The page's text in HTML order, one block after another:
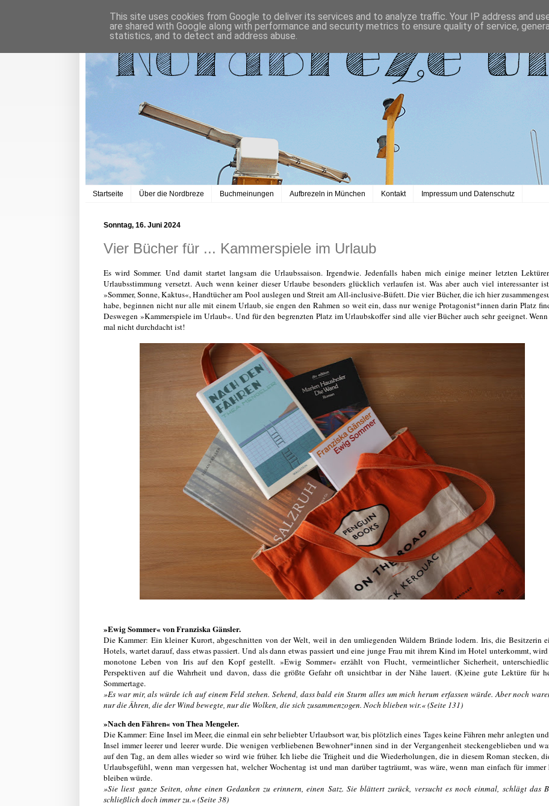
Startseite Über die Nordbreze Buchmeinungen Aufbrezeln in München Kontakt Impressum und Datenschutz
Sonntag, 16. Juni 2024
Vier Bücher für ... Kammerspiele im Urlaub
Es wird Sommer. Und damit startet langsam die Urlaubssaison. Irgendwie. Jedenfalls haben mich einige meiner letzten
Urlaubsstimmung versetzt. Auch wenn keiner dieser Urlaube besonders glücklich verlaufen ist. Was aber auch viel interessanter
»Sommer, Sonne, Kaktus«, Handtücher am Pool auslegen und Streit am All-inclusive-Büfett. Die vier Bücher, die ich hier
habe, beginnen nicht nur alle mit einem Urlaub, sie engen den Rahmen so weit ein, dass nur wenige Protagonist*innen darin Platz
Deswegen »Kammerspiele im Urlaub«. Und für den begrenzten Platz im Urlaubskoffer sind alle vier Bücher auch sehr geeignet. Wenn
mal nicht durchdacht ist!
»Ewig Sommer« von Franziska Gänsler.
Die Kammer: Ein kleiner Kurort, abgeschnitten von der Welt, weil in den umliegenden Wäldern Brände lodern. Iris, die Besitzerin
Hotels, wartet darauf, dass etwas passiert. Und als dann etwas passiert und eine junge Frau mit ihrem Kind im Hotel unterkommt, wird
monotone Leben von Iris auf den Kopf gestellt. »Ewig Sommer« erzählt von Flucht, vermeintlicher Sicherheit,
Perspektiven auf die Wahrheit und davon, dass die größte Gefahr oft unsichtbar in der Nähe lauert. (K)eine gute Lektüre für
Sommertage.
»Es war mir, als würde ich auf einem Feld stehen. Sehend, dass bald ein Sturm alles um mich herum erfassen würde. Aber noch
nur die Ähren, die der Wind bewegte, nur die Wolken, die sich zusammenzogen. Noch blieben wir.« (Seite 131)
»Nach den Fähren« von Thea Mengeler.
Die Kammer: Eine Insel im Meer, die einmal ein sehr beliebter Urlaubsort war, bis plötzlich eines Tages keine Fähren mehr anlegten
Insel immer leerer und leerer wurde. Die wenigen verbliebenen Bewohner*innen sind in der Vergangenheit steckengeblieben und
auf den Tag, an dem alles wieder so wird wie früher. Ich liebe die Trägheit und die Wiederholungen, die in diesem Roman stecken,
Urlaubsgefühl, wenn man vergessen hat, welcher Wochentag ist und man darüber tagträumt, was wäre, wenn man einfach für immer
bleiben würde.
»Sie liest ganze Seiten, ohne einen Gedanken zu erinnern, einen Satz. Sie blättert zurück, versucht es noch einmal, schlägt das
schließlich doch immer zu.« (Seite 38)
This site uses cookies from Google to deliver its services and to analyze traffic. Your IP address and
are shared with Google along with performance and security metrics to ensure quality of service,
statistics, and to detect and address abuse.